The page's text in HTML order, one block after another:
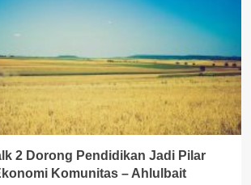
2 Dorong Pendidikan Jadi Pilar
Komunitas – Ahlulbait